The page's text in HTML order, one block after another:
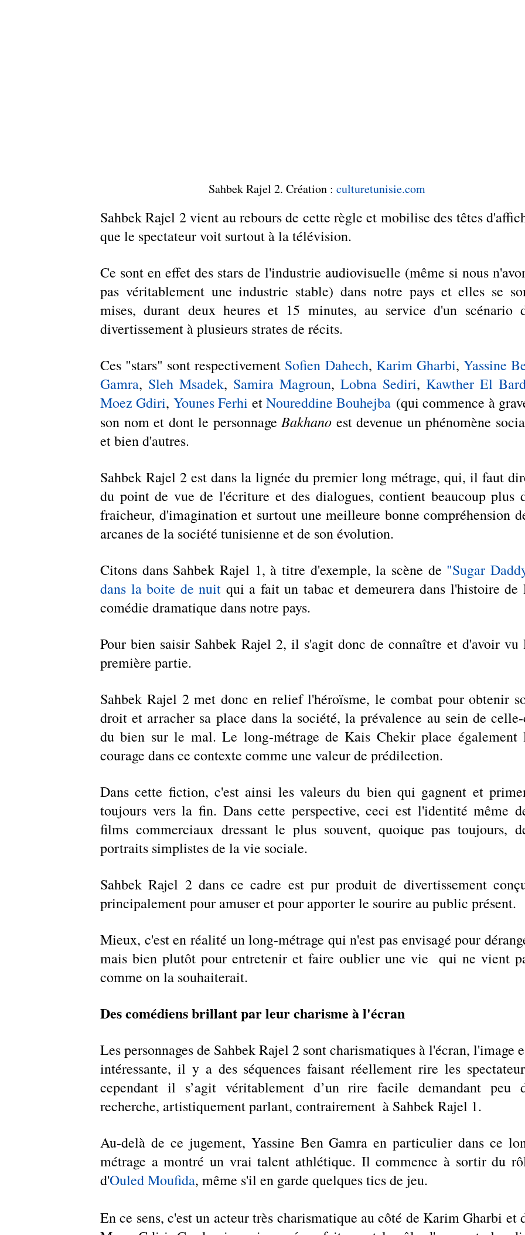
Sahbek Rajel 2. Création : culturetunisie.com
Sahbek Rajel 2 vient au rebours de cette règle et mobilise des têtes
que le spectateur voit surtout à la télévision.
Ce sont en effet des stars de l'industrie audiovisuelle (même si nous
pas véritablement une industrie stable) dans notre pays et elles se
mises, durant deux heures et 15 minutes, au service d'un scénario
divertissement à plusieurs strates de récits.
Ces "stars" sont respectivement Sofien Dahech, Karim Gharbi, Yassine
Gamra, Sleh Msadek, Samira Magroun, Lobna Sediri, Kawther El
Moez Gdiri, Younes Ferhi et Noureddine Bouhejba (qui commence à
son nom et dont le personnage Bakhano est devenue un phénomène
et bien d'autres.
Sahbek Rajel 2 est dans la lignée du premier long métrage, qui, il faut
du point de vue de l'écriture et des dialogues, contient beaucoup plus
fraicheur, d'imagination et surtout une meilleure bonne compréhension
arcanes de la société tunisienne et de son évolution.
Citons dans Sahbek Rajel 1, à titre d'exemple, la scène de "Sugar
dans la boite de nuit qui a fait un tabac et demeurera dans l'histoire de
comédie dramatique dans notre pays.
Pour bien saisir Sahbek Rajel 2, il s'agit donc de connaître et d'avoir vu
première partie.
Sahbek Rajel 2 met donc en relief l'héroïsme, le combat pour obtenir
droit et arracher sa place dans la société, la prévalence au sein de
du bien sur le mal. Le long-métrage de Kais Chekir place également
courage dans ce contexte comme une valeur de prédilection.
Dans cette fiction, c'est ainsi les valeurs du bien qui gagnent et
toujours vers la fin. Dans cette perspective, ceci est l'identité même
films commerciaux dressant le plus souvent, quoique pas toujours,
portraits simplistes de la vie sociale.
Sahbek Rajel 2 dans ce cadre est pur produit de divertissement
principalement pour amuser et pour apporter le sourire au public présent.
Mieux, c'est en réalité un long-métrage qui n'est pas envisagé pour
mais bien plutôt pour entretenir et faire oublier une vie  qui ne vient
comme on la souhaiterait.
Des comédiens brillant par leur charisme à l'écran
Les personnages de Sahbek Rajel 2 sont charismatiques à l'écran, l'image
intéressante, il y a des séquences faisant réellement rire les
cependant il s’agit véritablement d’un rire facile demandant peu
recherche, artistiquement parlant, contrairement  à Sahbek Rajel 1.
Au-delà de ce jugement, Yassine Ben Gamra en particulier dans ce
métrage a montré un vrai talent athlétique. Il commence à sortir du
d'Ouled Moufida, même s'il en garde quelques tics de jeu.
En ce sens, c'est un acteur très charismatique au côté de Karim Gharbi et